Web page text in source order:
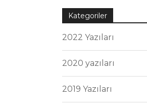
Kategoriler
2022 Yazıları
2020 yazıları
2019 Yazıları